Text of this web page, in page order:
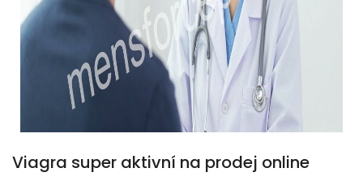
Viagra super aktivní na prodej online